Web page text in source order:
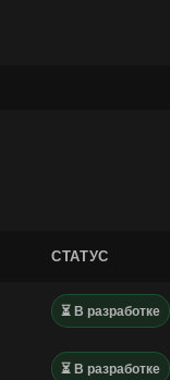
СТАТУС
⏳ В разработке
⏳ В разработке